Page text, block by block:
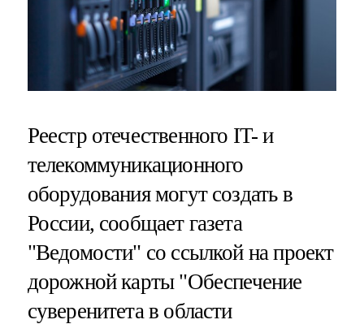
Реестр отечественного IT- и
телекоммуникационного
оборудования могут создать в
России, сообщает газета
"Ведомости" со ссылкой на проект
дорожной карты "Обеспечение
суверенитета в области